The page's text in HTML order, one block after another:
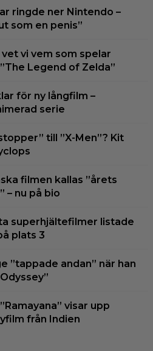
ringde ner Nintendo –
som en penis”
vet vi vem som spelar
Legend of Zelda”
för ny långfilm –
serie
till ”X-Men”? Kit
filmen kallas ”årets
– nu på bio
superhjältefilmer listade
plats 3
”tappade andan” när han
visar upp
från Indien